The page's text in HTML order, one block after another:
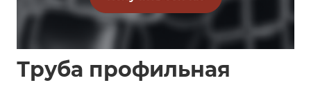
Труба профильная